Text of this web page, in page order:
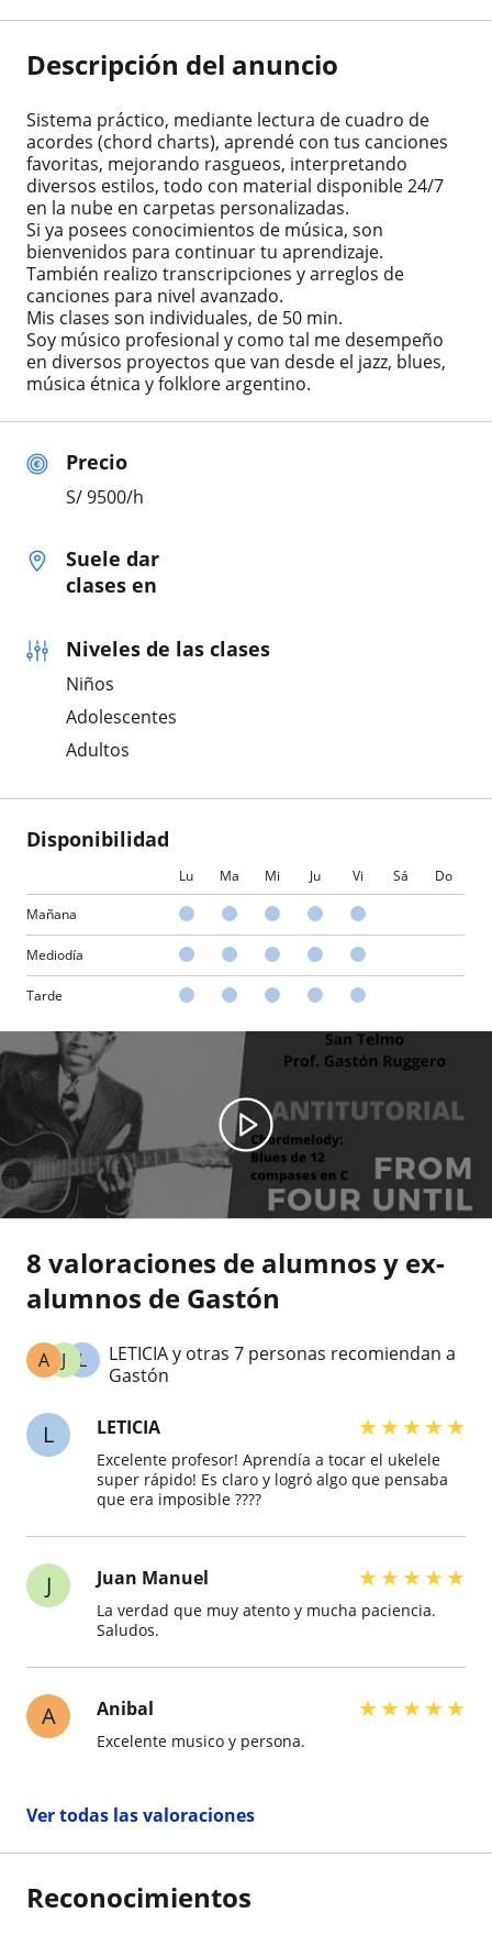
Precio
S/9500/h
Suele dar
clases en
Niveles de las clases
Niños
Adolescentes
Adultos
Disponibilidad
Lu Ma Mi Ju Vi Sá Do
Mañana
Mediodía
Tarde
Descripción del anuncio
Sistema práctico, mediante lectura de cuadro de
acordes (chord charts), aprendé con tus canciones
favoritas, mejorando rasgueos, interpretando
diversos estilos, todo con material disponible 24/7
en la nube en carpetas personalizadas.
Si ya posees conocimientos de música, son
bienvenidos para continuar tu aprendizaje.
También realizo transcripciones y arreglos de
canciones para nivel avanzado.
Mis clases son individuales, de 50 min.
Soy músico profesional y como tal me desempeño
en diversos proyectos que van desde el jazz, blues,
música étnica y folklore argentino.
8 valoraciones de alumnos y ex-
alumnos de Gastón
L
J
A
LETICIA y otras 7 personas recomiendan a
Gastón
L LETICIA ★★★★★
Excelente profesor! Aprendía a tocar el ukelele
super rápido! Es claro y logró algo que pensaba
que era imposible ????
J Juan Manuel ★★★★★
La verdad que muy atento y mucha paciencia.
Saludos.
A Anibal ★★★★★
Excelente musico y persona.
Ver todas las valoraciones
Reconocimientos